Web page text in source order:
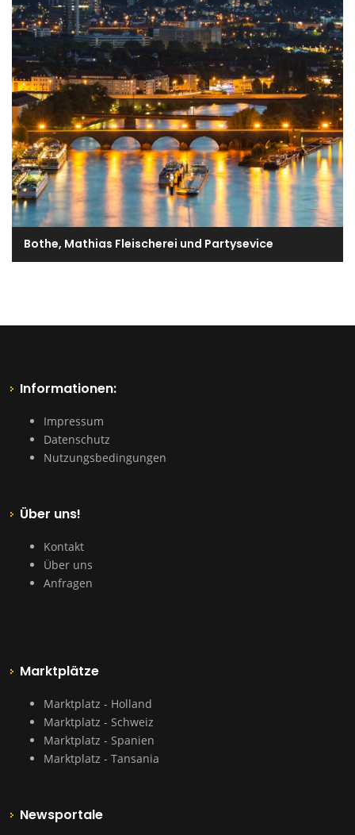
Bothe, Mathias Fleischerei und Partysevice
Informationen:
Impressum
Datenschutz
Nutzungsbedingungen
Über uns!
Kontakt
Über uns
Anfragen
Marktplätze
Marktplatz - Holland
Marktplatz - Schweiz
Marktplatz - Spanien
Marktplatz - Tansania
Newsportale